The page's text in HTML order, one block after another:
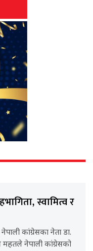
स्वामित्व र
कांग्रेसका नेता डा.
नेपाली कांग्रेसको